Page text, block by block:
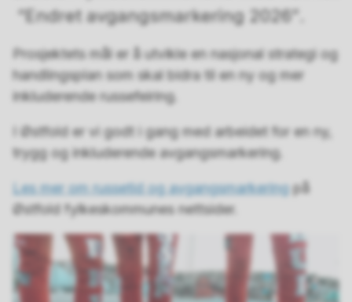
“Endret avgangsmarkering 2026”
Prosjektets mål er å utvikle en nasjonal strategi og
handlingsplan som skal bidra til en ny og mer
inkluderende russefeiring.
I Østfold er vi godt i gang med arbeidet for en ny,
trygg og inkluderende avgangsmarkering.
Les mer om russetid og avgangsmarkeringpå
Østfold fylkeskommunes nettsider.